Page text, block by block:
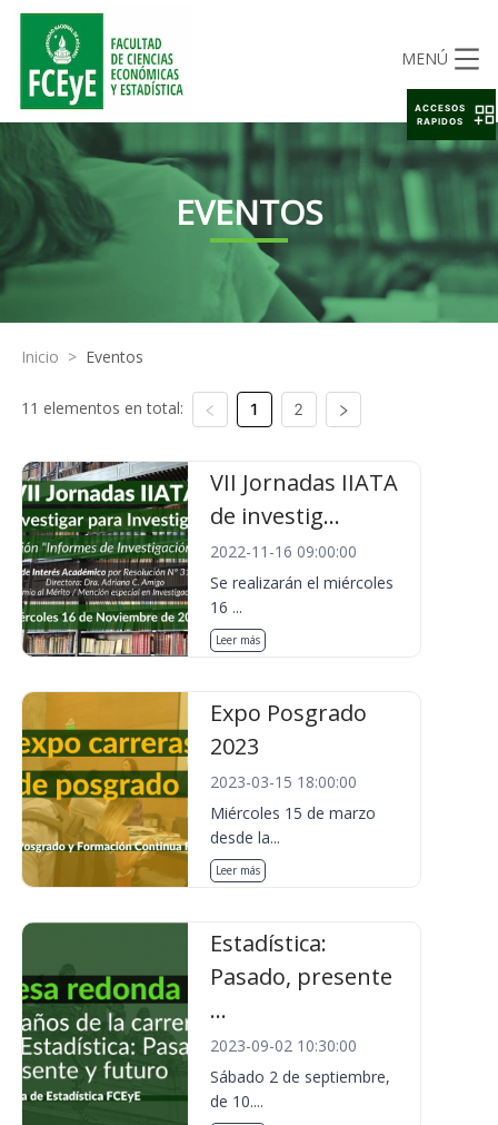
MENÚ
EVENTOS
Inicio > Eventos
11 elementos en total: 1 2
VII Jornadas IIATA
de investig...
2022-11-16 09:00:00
Se realizarán el miércoles
16 ...
Leer más
Expo Posgrado
2023
2023-03-15 18:00:00
Miércoles 15 de marzo
desde la...
Leer más
Estadística:
Pasado, presente
...
2023-09-02 10:30:00
Sábado 2 de septiembre,
de 10....
ACCESOS
RAPIDOS